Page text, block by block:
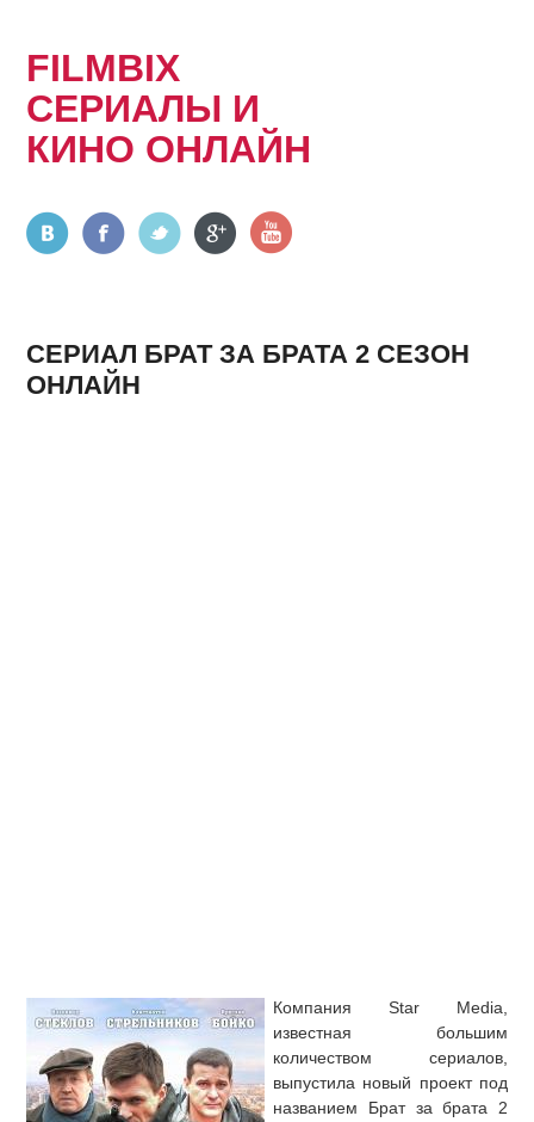
FILMBIX
СЕРИАЛЫ И
КИНО ОНЛАЙН
СЕРИАЛ БРАТ ЗА БРАТА 2 СЕЗОН
ОНЛАЙН
Компания Star Media,
известная большим
количеством сериалов,
выпустила новый проект под
названием Брат за брата 2